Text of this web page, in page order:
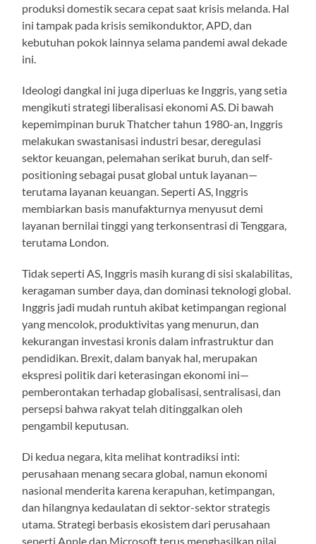
produksi domestik secara cepat saat krisis melanda. Hal
ini tampak pada krisis semikonduktor, APD, dan
kebutuhan pokok lainnya selama pandemi awal dekade
ini.
Ideologi dangkal ini juga diperluas ke Inggris, yang setia
mengikuti strategi liberalisasi ekonomi AS. Di bawah
kepemimpinan buruk Thatcher tahun 1980-an, Inggris
melakukan swastanisasi industri besar, deregulasi
sektor keuangan, pelemahan serikat buruh, dan self-
positioning sebagai pusat global untuk layanan—
terutama layanan keuangan. Seperti AS, Inggris
membiarkan basis manufakturnya menyusut demi
layanan bernilai tinggi yang terkonsentrasi di Tenggara,
terutama London.
Tidak seperti AS, Inggris masih kurang di sisi skalabilitas,
keragaman sumber daya, dan dominasi teknologi global.
Inggris jadi mudah runtuh akibat ketimpangan regional
yang mencolok, produktivitas yang menurun, dan
kekurangan investasi kronis dalam infrastruktur dan
pendidikan. Brexit, dalam banyak hal, merupakan
ekspresi politik dari keterasingan ekonomi ini—
pemberontakan terhadap globalisasi, sentralisasi, dan
persepsi bahwa rakyat telah ditinggalkan oleh
pengambil keputusan.
Di kedua negara, kita melihat kontradiksi inti:
perusahaan menang secara global, namun ekonomi
nasional menderita karena kerapuhan, ketimpangan,
dan hilangnya kedaulatan di sektor-sektor strategis
utama. Strategi berbasis ekosistem dari perusahaan
seperti Apple dan Microsoft terus menghasilkan nilai